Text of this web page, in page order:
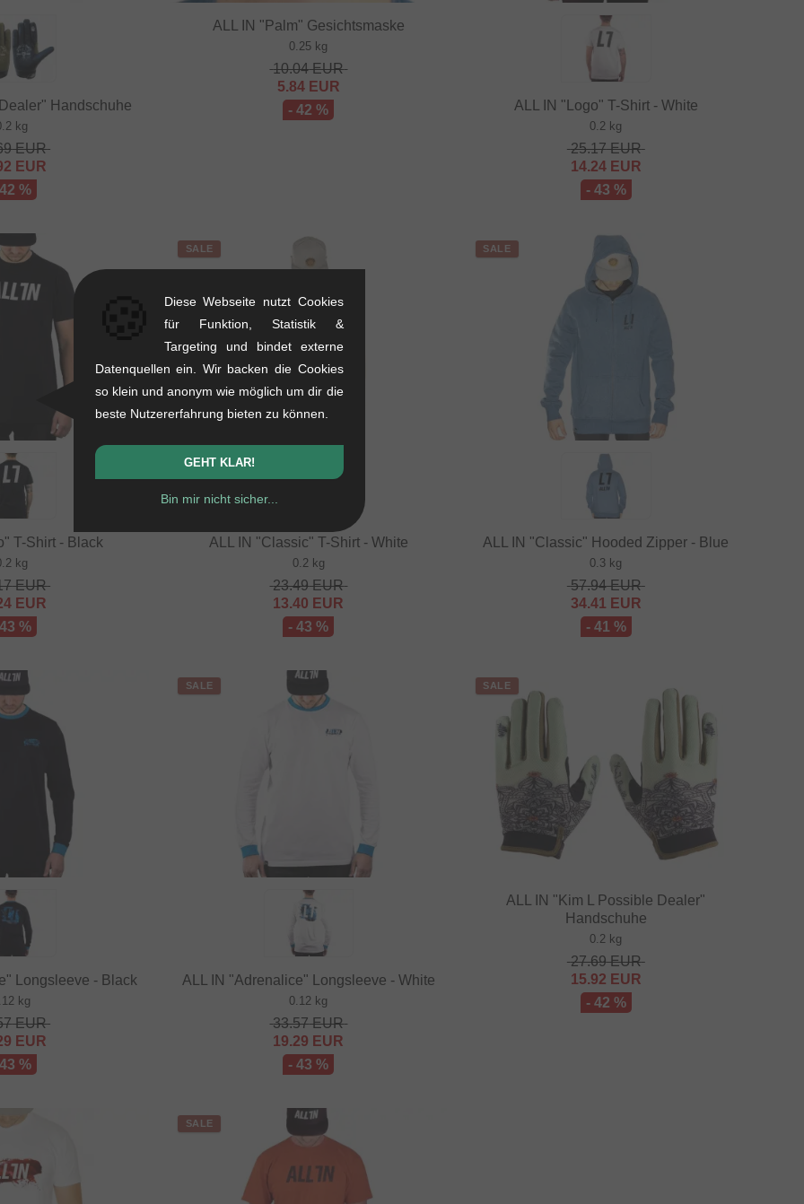
Handschuhe
kg
EUR
EUR
%
ALL IN "Palm" Gesichtsmaske
0.25 kg
10.04EUR
5.84EUR
- 42 %
ALL IN "Logo" T-Shirt - White
0.2 kg
25.17EUR
14.24EUR
- 43 %
T-Shirt - Black
kg
EUR
EUR
%
SALE
ALL IN "Classic" T-Shirt - White
0.2 kg
23.49EUR
13.40 EUR
- 43 %
SALE
ALL IN "Classic" Hooded Zipper - Blue
0.3 kg
57.94EUR
34.41 EUR
- 41 %
Longsleeve - Black
kg
EUR
EUR
%
SALE
ALL IN "Adrenalice" Longsleeve - White
0.12 kg
33.57EUR
19.29 EUR
- 43 %
SALE
ALL IN "Kim L Possible Dealer"
Handschuhe
0.2 kg
27.69EUR
15.92 EUR
- 42 %
SALE
Diese Webseite nutzt Cookies
für Funktion, Statistik &
Targeting und bindet externe
Datenquellen ein. Wir backen die Cookies
so klein und anonym wie möglich um dir die
beste Nutzererfahrung bieten zu können.
GEHT KLAR!
Bin mir nicht sicher...